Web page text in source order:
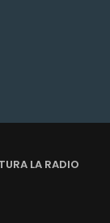
LA RADIO